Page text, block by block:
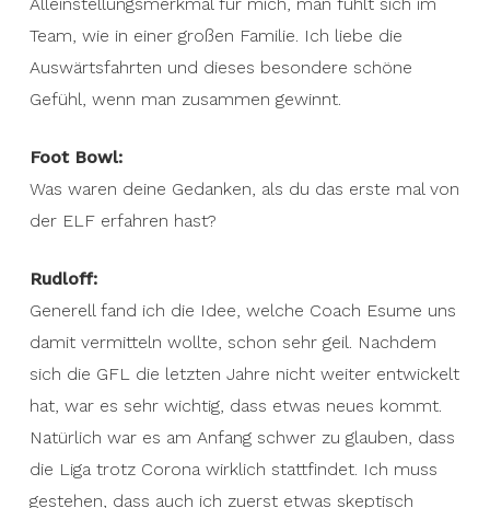
Team, wie in einer großen Familie. Ich liebe die
Auswärtsfahrten und dieses besondere schöne
Gefühl, wenn man zusammen gewinnt.
Foot Bowl:
Was waren deine Gedanken, als du das erste mal von
der ELF erfahren hast?
Rudloff:
Generell fand ich die Idee, welche Coach Esume uns
damit vermitteln wollte, schon sehr geil. Nachdem
sich die GFL die letzten Jahre nicht weiter entwickelt
hat, war es sehr wichtig, dass etwas neues kommt.
Natürlich war es am Anfang schwer zu glauben, dass
die Liga trotz Corona wirklich stattfindet. Ich muss
gestehen, dass auch ich zuerst etwas skeptisch